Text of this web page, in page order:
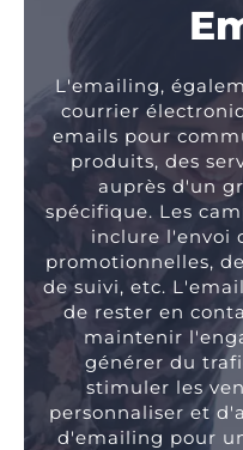
L'emailing,
courrier
emails pour
produits, des
auprès d'un
spécifique. Les
inclure l'envoi
promotionnelles,
de suivi, etc.
de rester en
maintenir
générer du
stimuler les
personnaliser et
d'emailing pour